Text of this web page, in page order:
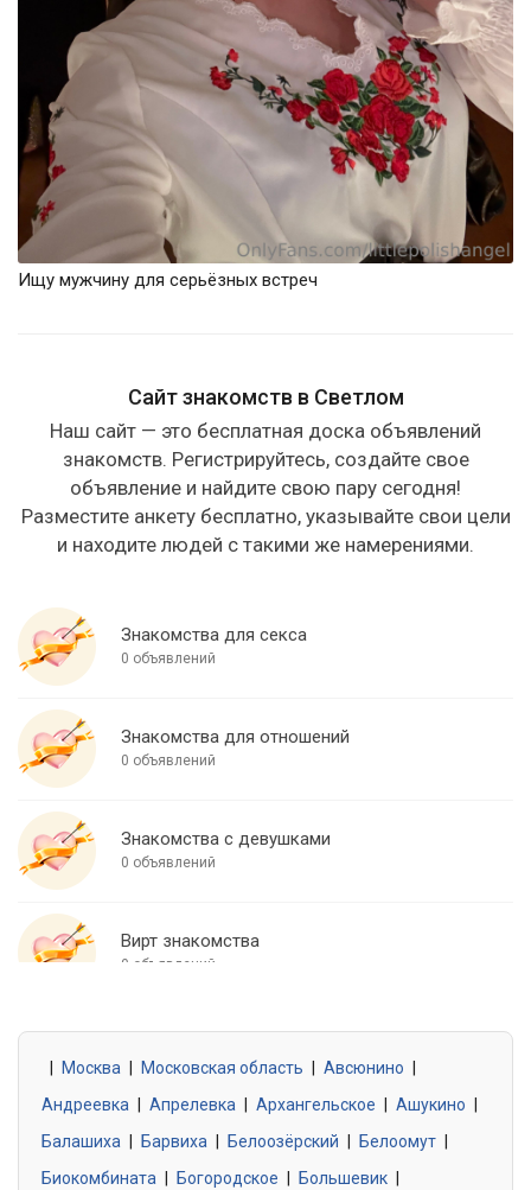
Ищу мужчину для серьёзных встреч
Сайт знакомств в Светлом
Наш сайт — это бесплатная доска объявлений
знакомств. Регистрируйтесь, создайте свое
объявление и найдите свою пару сегодня!
Разместите анкету бесплатно, указывайте свои цели
и находите людей с такими же намерениями.
Знакомства для секса
0 объявлений
Знакомства для отношений
0 объявлений
Знакомства с девушками
0 объявлений
Вирт знакомства
0 объявлений
0 объявлений
Знакомства без обязательств
0 объявлений
Москва Московская область Авсюнино
Андреевка
Апрелевка Архангельское Ашукино
Балашиха
Барвиха Белоозёрский Белоомут
Биокомбината
Богородское Большевик